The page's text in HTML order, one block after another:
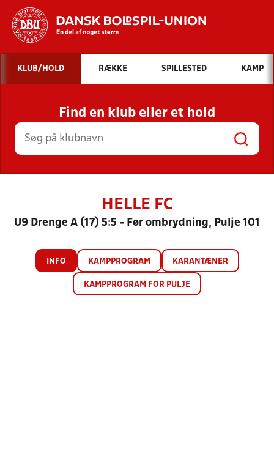
Hvad vil du søge efter?
INDHOLD OG NYHEDER
STILLINGER, RESULTATER, KLUBBER OG
HOLD
KLUB/HOLD RÆKKE SPILLESTED KAMP
Find en klub eller et hold
HELLE FC
U9 Drenge A (17) 5:5 - Før ombrydning, Pulje 101
INFO KAMPPROGRAM KARANTÆNER
KAMPPROGRAM FOR PULJE